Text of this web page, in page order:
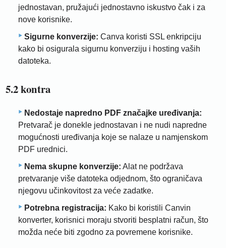
jednostavan, pružajući jednostavno iskustvo čak i za
nove korisnike.
Sigurne konverzije: Canva koristi SSL enkripciju
kako bi osigurala sigurnu konverziju i hosting vaših
datoteka.
5.2 kontra
Nedostaje napredno PDF značajke uređivanja:
Pretvarač je donekle jednostavan i ne nudi napredne
mogućnosti uređivanja koje se nalaze u namjenskom
PDF urednici.
Nema skupne konverzije: Alat ne podržava
pretvaranje više datoteka odjednom, što ograničava
njegovu učinkovitost za veće zadatke.
Potrebna registracija: Kako bi koristili Canvin
konverter, korisnici moraju stvoriti besplatni račun, što
možda neće biti zgodno za povremene korisnike.